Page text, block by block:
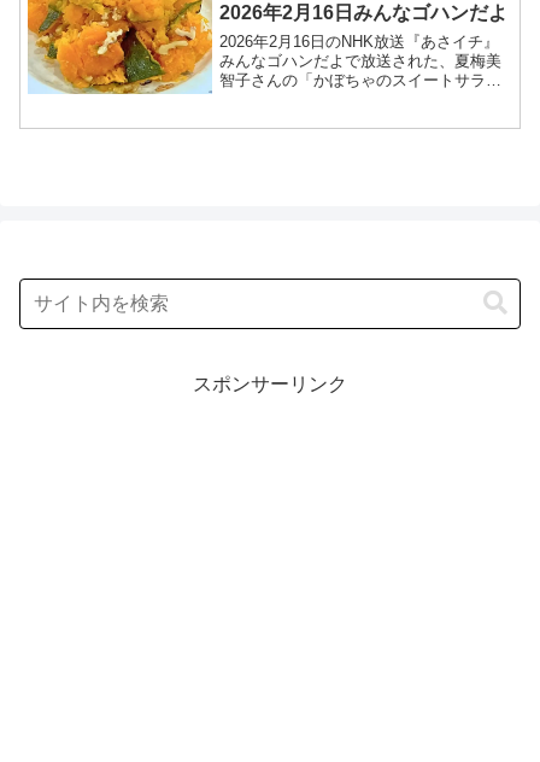
2026年2月16日みんなゴハンだよ
2026年2月16日のNHK放送『あさイチ』
みんなゴハンだよで放送された、夏梅美
智子さんの「かぼちゃのスイートサラ
スポンサーリンク